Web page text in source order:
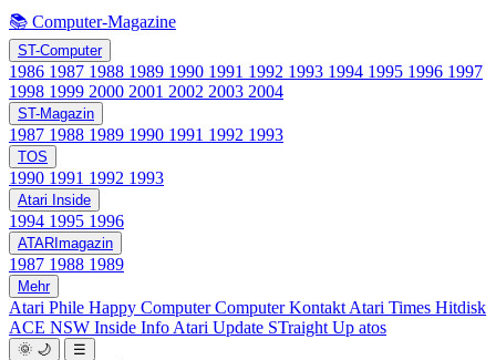
📚 Computer-Magazine
ST-Computer
1986 1987 1988 1989 1990 1991 1992 1993 1994 1995 1996 1997
1998 1999 2000 2001 2002 2003 2004
ST-Magazin
1987 1988 1989 1990 1991 1992 1993
TOS
1990 1991 1992 1993
Atari Inside
1994 1995 1996
ATARImagazin
1987 1988 1989
Mehr
Atari Phile Happy ComputerComputer Kontakt Atari Times Hitdisk
ACE NSW Inside Info Atari Update STraight Up atos
🌞 🌙
☰